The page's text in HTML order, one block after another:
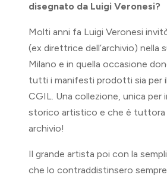
disegnato da Luigi Veronesi?
Molti anni fa Luigi Veronesi
(ex direttrice dell’archivio) nella
Milano e in quella occasione
tutti i manifesti prodotti sia per
CGIL. Una collezione, unica per
storico artistico e che è tuttora
archivio!
Il grande artista poi con la
che lo contraddistinsero